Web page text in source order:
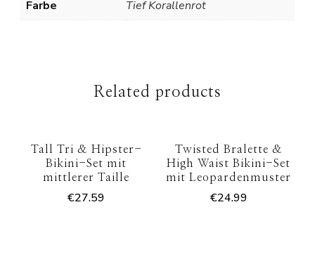
Farbe
Tief Korallenrot
Related products
Tall Tri & Hipster-
Bikini-Set mit
mittlerer Taille
€27.59
Twisted Bralette &
High Waist Bikini-Set
mit Leopardenmuster
€24.99